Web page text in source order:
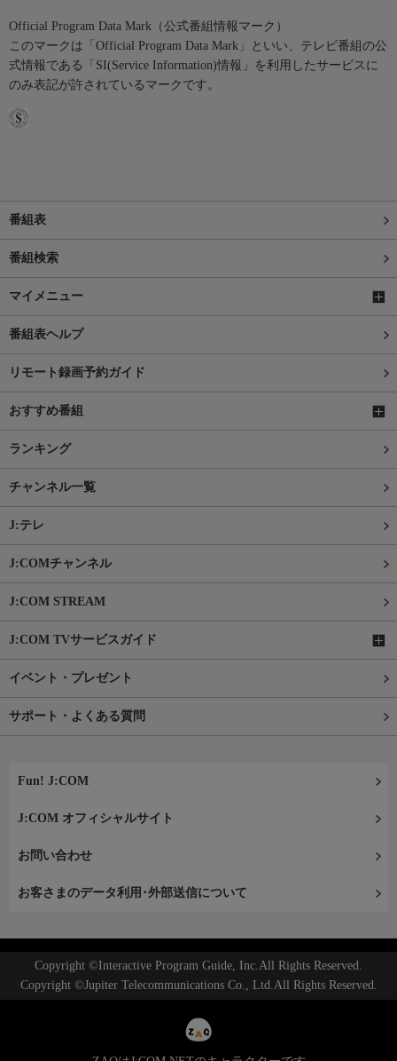
Official Program Data Mark（公式番組情報マーク）
このマークは「Official Program Data Mark」といい、テレビ番組の公
式情報である「SI(Service Information)情報」を利用したサービスに
のみ表記が許されているマークです。
番組表
番組検索
マイメニュー
番組表ヘルプ
リモート録画予約ガイド
おすすめ番組
ランキング
チャンネル一覧
J:テレ
J:COMチャンネル
J:COM STREAM
J:COM TVサービスガイド
イベント・プレゼント
サポート・よくある質問
Fun! J:COM
J:COM オフィシャルサイト
お問い合わせ
お客さまのデータ利用･外部送信について
Copyright ©Interactive Program Guide, Inc.All Rights Reserved.
Copyright ©Jupiter Telecommunications Co., Ltd.All Rights Reserved.